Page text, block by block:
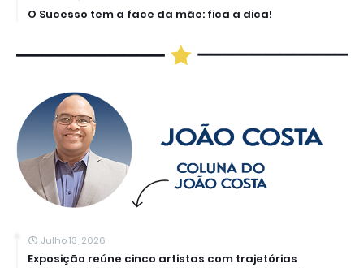
O Sucesso tem a face da mãe: fica a dica!
Julho 13, 2026
Exposição reúne cinco artistas com trajetórias